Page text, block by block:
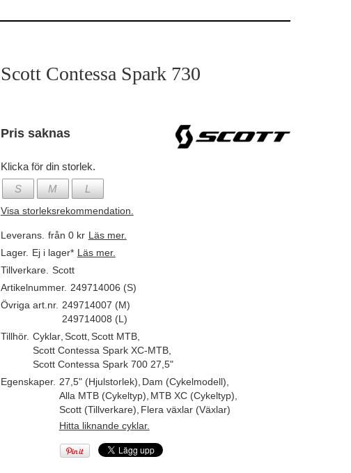
Scott Contessa Spark 730
Pris saknas
Klicka för din storlek.
S
M L
Visa storleksrekommendation.
Leverans. från 0 kr Läs mer.
Lager. Ej i lager* Läs mer.
Tillverkare. Scott
Artikelnummer. 249714006 (S)
Övriga art.nr. 249714007 (M)
249714008 (L)
Tillhör. Cyklar, Scott, Scott MTB,
Scott Contessa Spark XC-MTB,
Scott Contessa Spark 700 27,5"
Egenskaper. 27,5" (Hjulstorlek) Dam (Cykelmodell)
Alla MTB (Cykeltyp) MTB XC (Cykeltyp)
Scott (Tillverkare) Flera växlar (Växlar)
Hitta liknande cyklar.